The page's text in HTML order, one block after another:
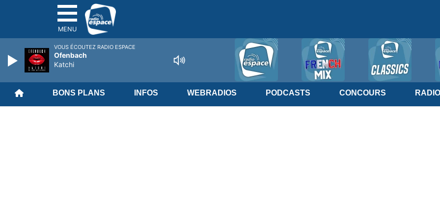
MENU
BONS PLANS INFOS WEBRADIOS PODCASTS CONCOURS RADIO
VOUS ÉCOUTEZ RADIO ESPACE
Ofenbach
Katchi